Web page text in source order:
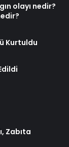
olayı nedir?
Kurtuldu
Zabıta